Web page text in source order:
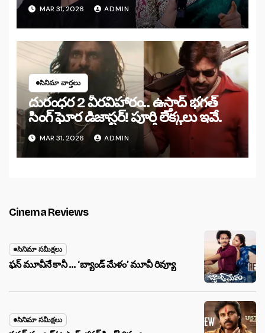
MAR 31, 2026 ADMIN
సినిమా వార్తలు
దురంధర 2 వీరవిహారం.. ఉస్తాద్ భగత్
సింగ్ ఘోర డిజాస్టర్! పూర్తి లెక్కలు ఇవే.
MAR 31, 2026 ADMIN
Cinema Reviews
సినిమా సమీక్షలు
ఫన్ మూవీనే కానీ … ‘బ్యాండ్‌ మేళం’ మూవీ రివ్యూ
సినిమా సమీక్షలు